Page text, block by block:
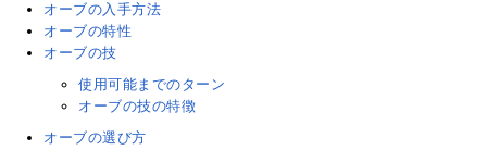
オーブの入手方法
オーブの特性
オーブの技
使用可能までのターン
オーブの技の特徴
オーブの選び方